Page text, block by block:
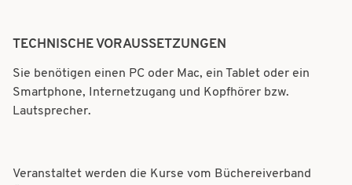
TECHNISCHE VORAUSSETZUNGEN
Sie benötigen einen PC oder Mac, ein Tablet oder ein
Smartphone, Internetzugang und Kopfhörer bzw.
Lautsprecher.
Veranstaltet werden die Kurse vom Büchereiverband